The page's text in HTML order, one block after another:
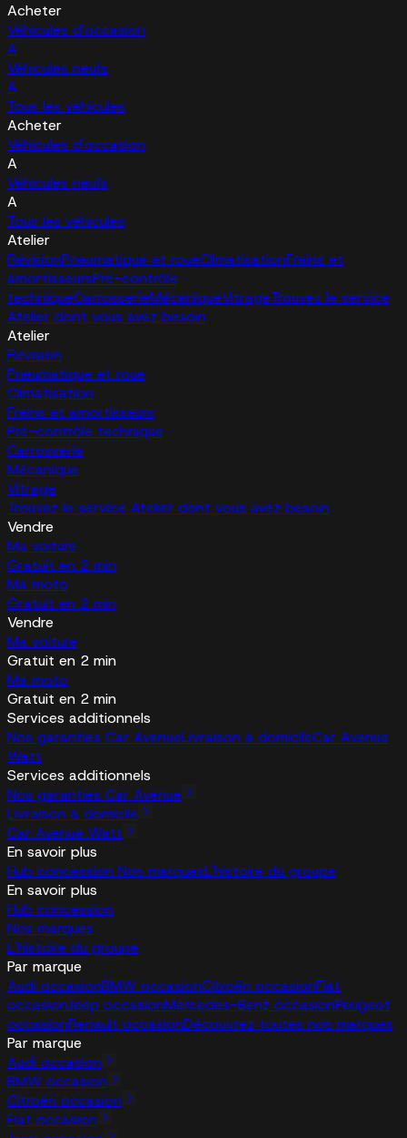
Acheter
Véhicules d'occasion
A
Véhicules neufs
A
Tous les véhicules
Acheter
Véhicules d'occasion
A
Véhicules neufs
A
Tous les véhicules
Atelier
RévisionPneumatique et roueClimatisationFreins et
amortisseursPré-contrôle
techniqueCarrosserieMécaniqueVitrageTrouvez le service
Atelier dont vous avez besoin
Atelier
Révision
Pneumatique et roue
Climatisation
Freins et amortisseurs
Pré-contrôle technique
Carrosserie
Mécanique
Vitrage
Trouvez le service Atelier dont vous avez besoin
Vendre
Ma voiture
Gratuit en 2 min
Ma moto
Gratuit en 2 min
Vendre
Ma voiture
Gratuit en 2 min
Ma moto
Gratuit en 2 min
Services additionnels
Nos garanties Car AvenueLivraison à domicileCar Avenue
Watt
Services additionnels
Nos garanties Car Avenue
Livraison à domicile
Car Avenue Watt
En savoir plus
Hub concession Nos marquesL'histoire du groupe
En savoir plus
Hub concession
Nos marques
L'histoire du groupe
Par marque
Audi occasionBMW occasionCitroën occasionFiat
occasionJeep occasionMercedes-Benz occasionPeugeot
occasionRenault occasionDécouvrez toutes nos marques
Par marque
Audi occasion
BMW occasion
Citroën occasion
Fiat occasion